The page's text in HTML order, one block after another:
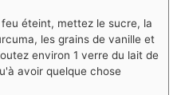
éteint, mettez le sucre, la
les grains de vanille et
environ 1 verre du lait de
avoir quelque chose